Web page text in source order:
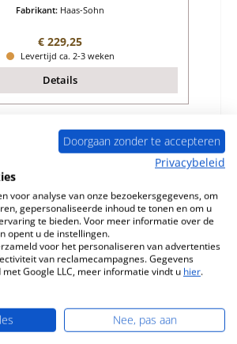
Fabrikant: Haas-Sohn
Normale prijs:
€ 229,25
Levertijd ca. 2-3 weken
Details
Doorgaan zonder te accepteren
Privacybeleid
voor analyse van onze bezoekersgegevens, om
gepersonaliseerde inhoud te tonen en om u
te bieden. Voor meer informatie over de
opent u de instellingen.
voor het personaliseren van advertenties
van reclamecampagnes. Gegevens
Google LLC, meer informatie vindt u hier.
Nee, pas aan